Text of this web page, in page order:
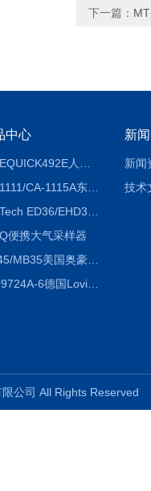
下一篇：
中心
CA-1111/CA-1115A东京理化EYELA CA-1111/CA-1115A冷却水循环装置
便携大气采样器
MB45/MB35美国奥豪斯OHAUS MB45/MB35卤素红外水分测定仪
ET99724A-6德国Lovibond ET99724A-6微电脑BOD测定仪
新
新闻
技术
限公司 All Rights